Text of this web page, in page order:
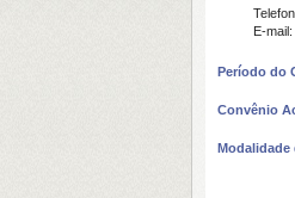
E-mail:
Período do
Convênio
Modalidade